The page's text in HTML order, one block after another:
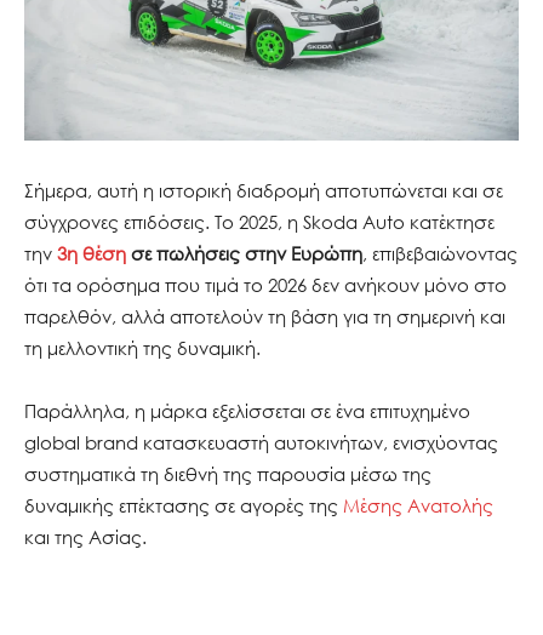
Σήμερα, αυτή η ιστορική διαδρομή αποτυπώνεται και σε
σύγχρονες επιδόσεις. Το 2025, η Skoda Auto κατέκτησε
την 3η θέση σε πωλήσεις στην Ευρώπη, επιβεβαιώνοντας
ότι τα ορόσημα που τιμά το 2026 δεν ανήκουν μόνο στο
παρελθόν, αλλά αποτελούν τη βάση για τη σημερινή και
τη μελλοντική της δυναμική.
Παράλληλα, η μάρκα εξελίσσεται σε ένα επιτυχημένο
global brand κατασκευαστή αυτοκινήτων, ενισχύοντας
συστηματικά τη διεθνή της παρουσία μέσω της
δυναμικής επέκτασης σε αγορές της Μέσης Ανατολής
και της Ασίας.